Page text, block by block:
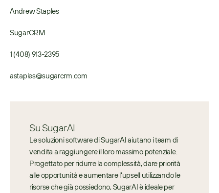
Andrew Staples
SugarCRM
1 (408) 913-2395
astaples@sugarcrm.com
Su SugarAI
Le soluzioni software di SugarAI aiutano i team di
vendita a raggiungere il loro massimo potenziale.
Progettato per ridurre la complessità, dare priorità
alle opportunità e aumentare l’upsell utilizzando le
risorse che già possiedono, SugarAI è ideale per